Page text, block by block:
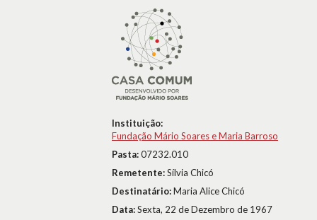
Instituição:
Fundação Mário Soares e Maria Barroso
Pasta:07232.010
Remetente:Sílvia Chicó
Destinatário:Maria Alice Chicó
Data:Sexta, 22 de Dezembro de 1967